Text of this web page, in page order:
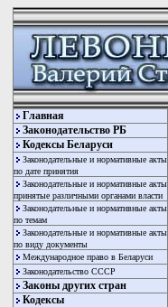
Главная
Законодательство РБ
Кодексы Беларуси
Законодательные и нормативные акты
по дате принятия
Законодательные и нормативные акты
принятые различными органами власти
Законодательные и нормативные акты
по темам
Законодательные и нормативные акты
по виду документы
Международное право в Беларуси
Законодательство СССР
Законы других стран
Кодексы